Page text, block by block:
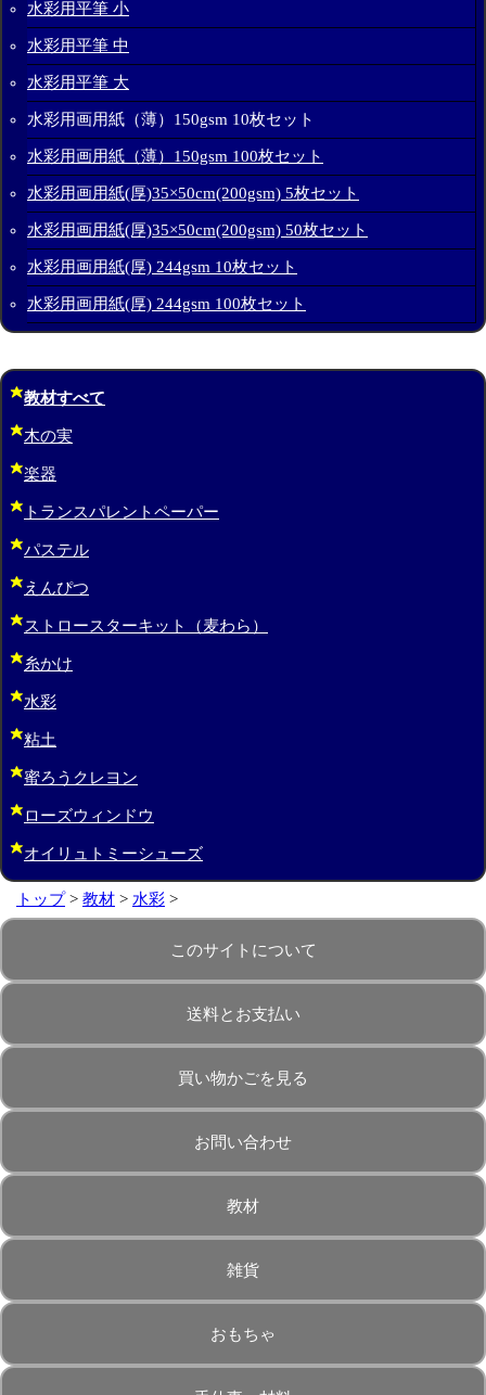
水彩用平筆 小
水彩用平筆 中
水彩用平筆 大
水彩用画用紙（薄）150gsm 10枚セット
水彩用画用紙（薄）150gsm 100枚セット
水彩用画用紙(厚)35×50cm(200gsm) 5枚セット
水彩用画用紙(厚)35×50cm(200gsm) 50枚セット
水彩用画用紙(厚) 244gsm 10枚セット
水彩用画用紙(厚) 244gsm 100枚セット
教材すべて
木の実
楽器
トランスパレントペーパー
パステル
えんぴつ
ストロースターキット（麦わら）
糸かけ
水彩
粘土
蜜ろうクレヨン
ローズウィンドウ
オイリュトミーシューズ
トップ> 教材 > 水彩 >
このサイトについて
送料とお支払い
買い物かごを見る
お問い合わせ
教材
雑貨
おもちゃ